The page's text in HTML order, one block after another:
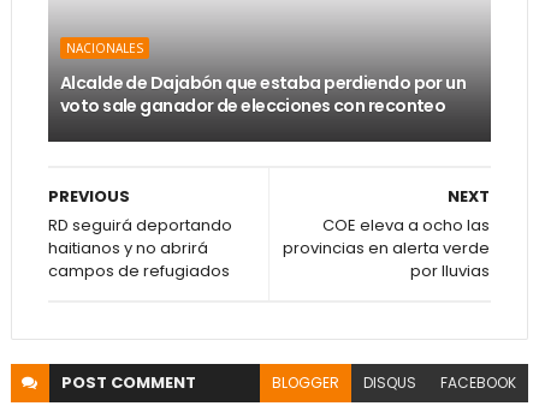
NACIONALES
Alcalde de Dajabón que estaba perdiendo por un
voto sale ganador de elecciones con reconteo
NEXT
COE eleva a ocho las
provincias en alerta verde
por lluvias
PREVIOUS
RD seguirá deportando
haitianos y no abrirá
campos de refugiados
POST COMMENT BLOGGER DISQUS FACEBOOK